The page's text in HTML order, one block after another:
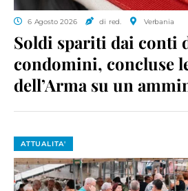
6 Agosto 2026 di red. Verbania
Soldi spariti dai conti
condomini, concluse
dell’Arma su un
ATTUALITA'